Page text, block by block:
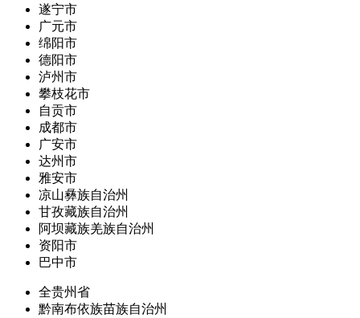
遂宁市
广元市
绵阳市
德阳市
泸州市
攀枝花市
自贡市
成都市
广安市
达州市
雅安市
凉山彝族自治州
甘孜藏族自治州
阿坝藏族羌族自治州
资阳市
巴中市
全贵州省
黔南布依族苗族自治州